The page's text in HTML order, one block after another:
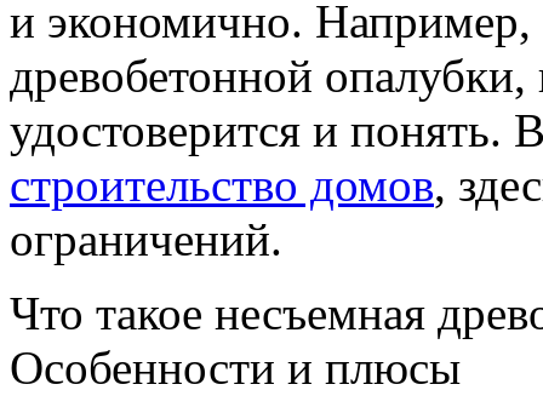
и экономично. Например,
древобетонной
удостоверится и понять.
строительство домов,
ограничений.
Что такое несъемная
Особенности и плюсы